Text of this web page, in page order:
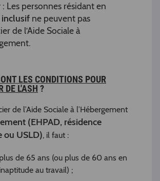
: Les personnes résidant en
ne peuvent pas
de l’Aide Sociale à
LES CONDITIONS POUR
DE L'ASH ?
de l’Aide Sociale à l’Hébergement
(EHPAD, résidence
ou USLD), il faut :
de 65 ans (ou plus de 60 ans en
au travail) ;